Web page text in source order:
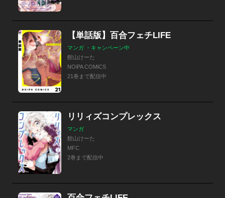
【単話版】百合フェチLIFE
マンガ ・キャンペーン中
館山けーた
NOiPA COMiCS
21巻まで配信中
リリィズコンプレックス
マンガ
館山けーた
MFC
2巻まで配信中